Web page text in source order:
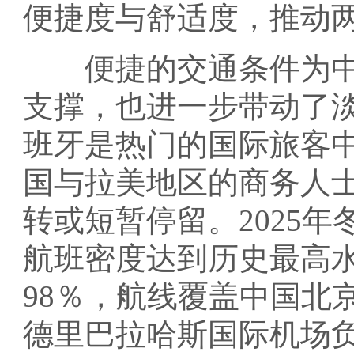
便捷度与舒适度，推动
便捷的交通条件为中
支撑，也进一步带动了
班牙是热门的国际旅客
国与拉美地区的商务人
转或短暂停留。2025年
航班密度达到历史最高
98％，航线覆盖中国北
德里巴拉哈斯国际机场